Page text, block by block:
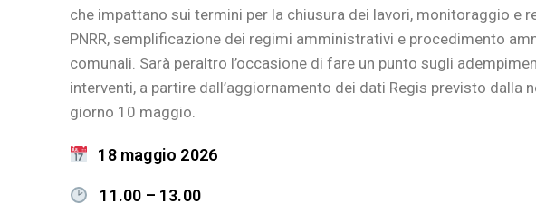
che impattano sui termini per la chiusura dei lavori, monitoraggio e
PNRR, semplificazione dei regimi amministrativi e procedimento
comunali. Sarà peraltro l’occasione di fare un punto sugli
interventi, a partire dall’aggiornamento dei dati Regis previsto dalla
giorno 10 maggio.
18 maggio 2026
11.00 – 13.00